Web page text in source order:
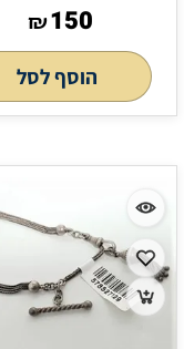
₪150
הוסף לסל